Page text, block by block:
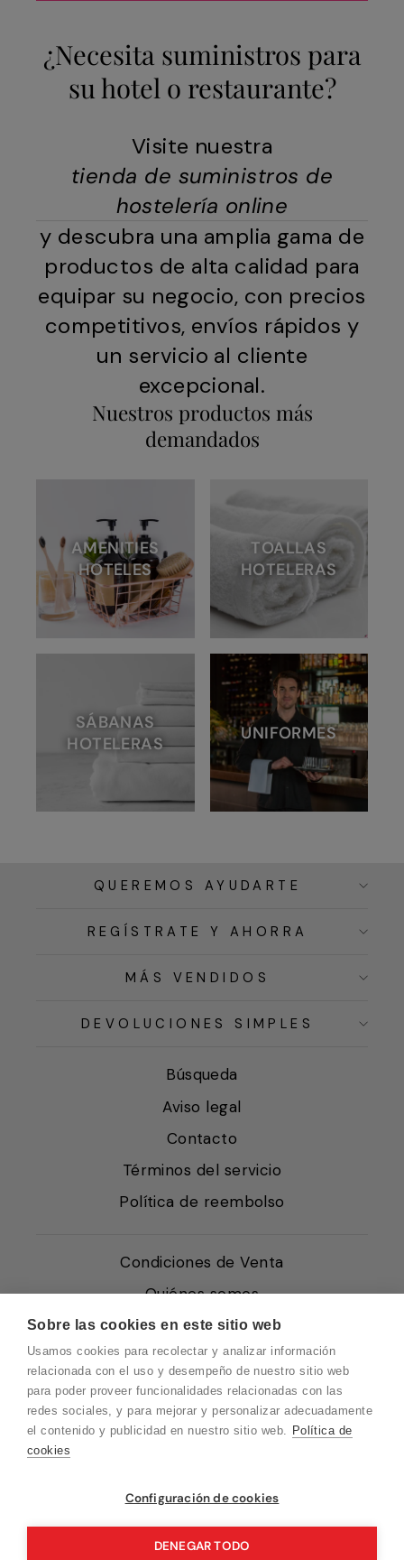
Sobre las cookies en este sitio web
Usamos cookies para recolectar y analizar información
relacionada con el uso y desempeño de nuestro sitio web
para poder proveer funcionalidades relacionadas con las
redes sociales, y para mejorar y personalizar adecuadamente
el contenido y publicidad en nuestro sitio web. Política de
cookies
Configuración de cookies
DENEGAR TODO
¿Necesita suministros para
su hotel o restaurante?
Visite nuestra
tienda de suministros de
hostelería online
y descubra una amplia gama de
productos de alta calidad para
equipar su negocio, con precios
competitivos, envíos rápidos y
un servicio al cliente
excepcional.
Nuestros productos más
demandados
AMENITIES
HOTELES
TOALLAS
HOTELERAS
SÁBANAS
HOTELERAS
UNIFORMES
QUEREMOS AYUDARTE
REGÍSTRATE Y AHORRA
MÁS VENDIDOS
DEVOLUCIONES SIMPLES
Búsqueda
Aviso legal
Contacto
Términos del servicio
Política de reembolso
Condiciones de Venta
Quiénes somos
Política de Cookies
Protección de Datos
Blog EN
Blog FR
Vuelvo en un momento. Recuerda que
nuestro horario de atención al cliente es de